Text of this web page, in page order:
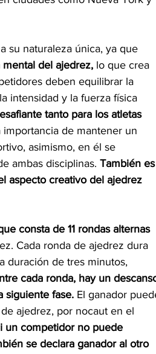
su naturaleza única, ya que
del ajedrez, lo que crea
deben equilibrar la
intensidad y la fuerza física
tanto para los atletas
importancia de mantener un
asimismo, en él se
ambas disciplinas. También
aspecto creativo del ajedrez
consta de 11 rondas alternas
Cada ronda de ajedrez dura
duración de tres minutos,
cada ronda, hay un
siguiente fase. El ganador
ajedrez, por nocaut en el
un competidor no puede
se declara ganador al otro